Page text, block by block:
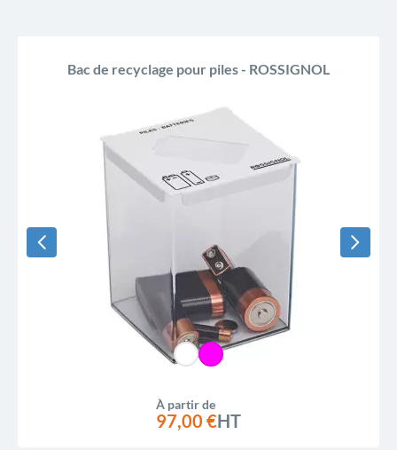
Bac de recyclage pour piles - ROSSIGNOL
À partir de
97,00 €HT